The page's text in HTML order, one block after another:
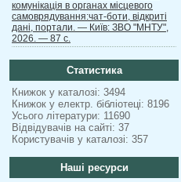
комунікація в органах місцевого
самоврядування:чат-боти, відкриті
дані, портали. — Київ: ЗВО "МНТУ",
2026. — 87 с.
Статистика
Книжок у каталозі: 3494
Книжок у електр. бібліотеці: 8196
Усього літератури: 11690
Відвідувачів на сайті: 37
Користувачів у каталозі: 357
Наші ресурси